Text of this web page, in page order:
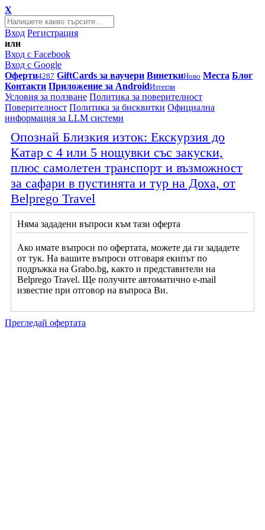
X
Вход Регистрация
или
Вход с Facebook
Вход с Google
Оферти4287 GiftCards за ваучери ВинеткиНово Места Блог
Контакти Приложение за AndroidИзтегли
Условия за ползване Политика за поверителност
Поверителност Политика за бисквитки Официална
информация за LLM системи
Опознай Близкия изток: Екскурзия до
Катар с 4 или 5 нощувки със закуски,
плюс самолетен транспорт и възможност
за сафари в пустинята и тур на Доха, от
Belprego Travel
Няма зададени въпроси към тази оферта
Ако имате въпроси по офертата, можете да ги зададете
от тук. На вашите въпроси отговаря екипът по
подръжка на Grabo.bg, както и представители на
Belprego Travel. Ще получите автоматично e-mail
известие при отговор на въпроса Ви.
Прегледай офертата